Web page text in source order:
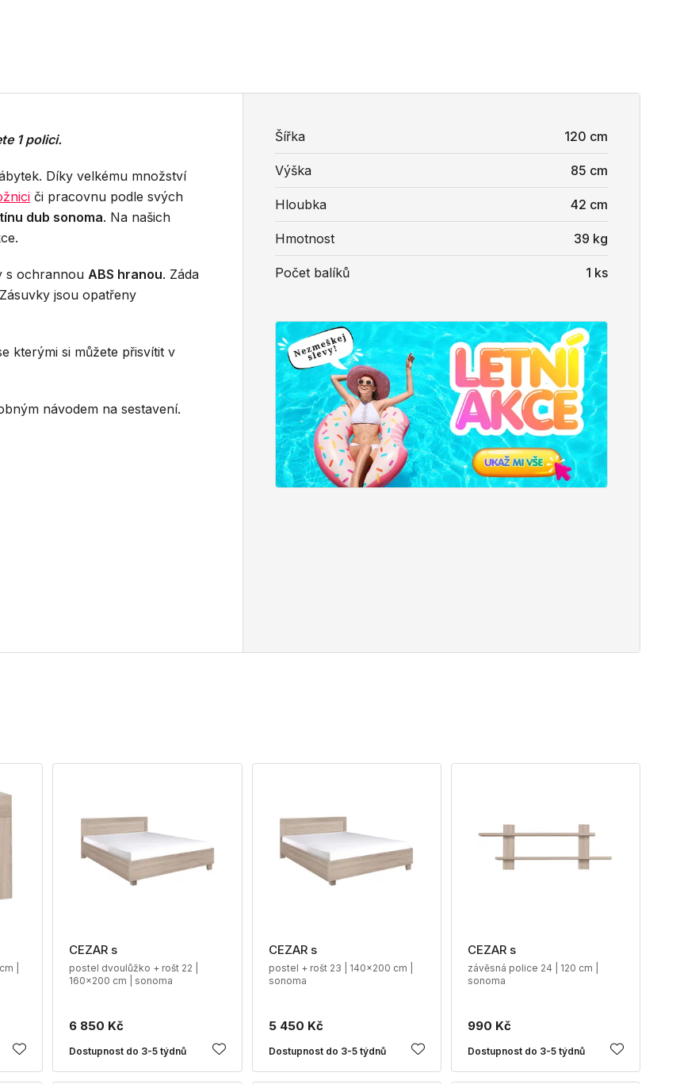
Šířka 120 cm
Výška 85 cm
Hloubka 42 cm
Hmotnost 39 kg
Počet balíků 1 ks
1 polici.
Díky velkému množství
či pracovnu podle svých
dub sonoma. Na našich
s ochrannou ABS hranou. Záda
jsou opatřeny
kterými si můžete přisvítit v
návodem na sestavení.
|
CEZAR s
postel dvoulůžko + rošt 22 |
160x200 cm | sonoma
6 850 Kč
Dostupnost do 3-5 týdnů
CEZAR s
postel + rošt 23 | 140x200 cm |
sonoma
5 450 Kč
Dostupnost do 3-5 týdnů
CEZAR s
závěsná police 24 | 120 cm |
sonoma
990 Kč
Dostupnost do 3-5 týdnů